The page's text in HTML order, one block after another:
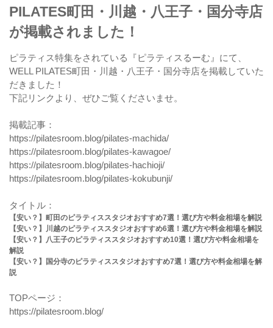
PILATES町田・川越・八王子・国分寺店
が掲載されました！
ピラティス特集をされている『ピラティスるーむ』にて、
WELL PILATES町田・川越・八王子・国分寺店を掲載していた
だきました！
下記リンクより、ぜひご覧くださいませ。
掲載記事：
https://pilatesroom.blog/pilates-machida/
https://pilatesroom.blog/pilates-kawagoe/
https://pilatesroom.blog/pilates-hachioji/
https://pilatesroom.blog/pilates-kokubunji/
タイトル：
【安い？】町田のピラティススタジオおすすめ7選！選び方や料金相場を解説
【安い？】川越のピラティススタジオおすすめ6選！選び方や料金相場を解説
【安い？】八王子のピラティススタジオおすすめ10選！選び方や料金相場を
解説
【安い？】国分寺のピラティススタジオおすすめ7選！選び方や料金相場を解
説
TOPページ：
https://pilatesroom.blog/